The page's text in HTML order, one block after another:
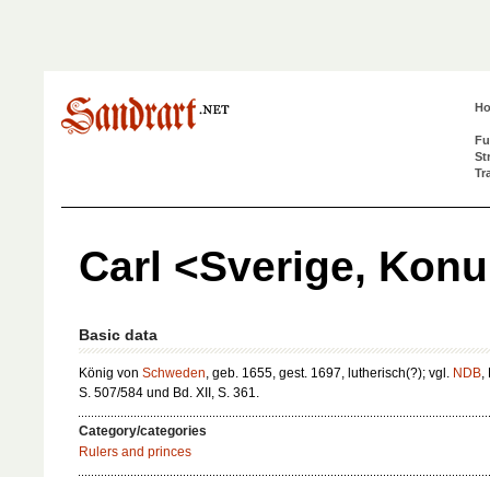
Carl <Sverige,
Basic data
König von Schweden, geb. 1655, gest. 1697, lutherisch(?); vgl. NDB,
S. 507/584 und Bd. XII, S. 361.
Category/categories
Rulers and princes